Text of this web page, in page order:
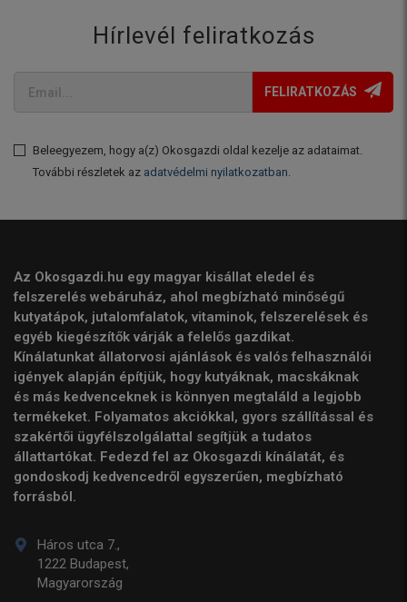
Hírlevél feliratkozás
FELIRATKOZÁS
Beleegyezem, hogy a(z) Okosgazdi oldal kezelje az adataimat.
További részletek az adatvédelmi nyilatkozatban.
Az Okosgazdi.hu egy magyar kisállat eledel és
felszerelés webáruház, ahol megbízható minőségű
kutyatápok, jutalomfalatok, vitaminok, felszerelések és
egyéb kiegészítők várják a felelős gazdikat.
Kínálatunkat állatorvosi ajánlások és valós felhasználói
igények alapján építjük, hogy kutyáknak, macskáknak
és más kedvenceknek is könnyen megtaláld a legjobb
termékeket. Folyamatos akciókkal, gyors szállítással és
szakértői ügyfélszolgálattal segítjük a tudatos
állattartókat. Fedezd fel az Okosgazdi kínálatát, és
gondoskodj kedvencedről egyszerűen, megbízható
forrásból.
Háros utca 7.,
1222 Budapest,
Magyarország